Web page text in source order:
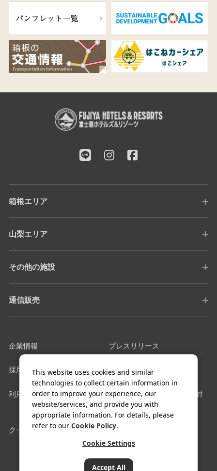
箱根エリア
山梨エリア
その他の施設
通信販売
企業情報 プレスリリース
採用情報 サイトマップ
利用規約
カスタマーハラスメントに対
する基本方針
クッキー設定
COPYRIGHT© FUJIYA HOTEL Co.,Ltd. All Rights Reserved.
This website uses cookies and similar
technologies to collect certain information in
order to improve your experience, our
website/services, and provide you with
appropriate information. For details, please
refer to our Cookie Policy.
Cookie Settings
Accept All